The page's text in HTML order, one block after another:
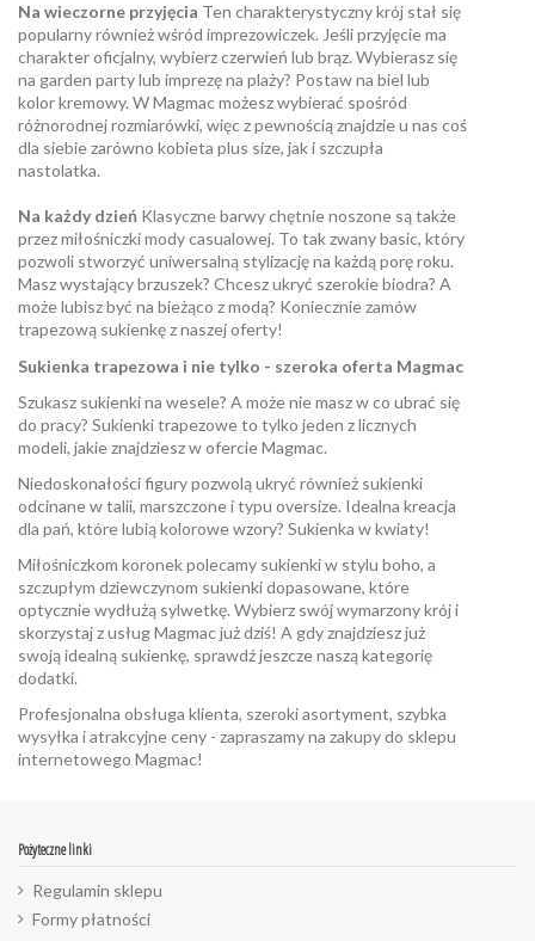
Na wieczorne przyjęcia Ten charakterystyczny krój stał się
popularny również wśród imprezowiczek. Jeśli przyjęcie ma
charakter oficjalny, wybierz czerwień lub brąz. Wybierasz się
na garden party lub imprezę na plaży? Postaw na biel lub
kolor kremowy. W Magmac możesz wybierać spośród
różnorodnej rozmiarówki, więc z pewnością znajdzie u nas coś
dla siebie zarówno kobieta plus size, jak i szczupła
nastolatka.
Na każdy dzień Klasyczne barwy chętnie noszone są także
przez miłośniczki mody casualowej. To tak zwany basic, który
pozwoli stworzyć uniwersalną stylizację na każdą porę roku.
Masz wystający brzuszek? Chcesz ukryć szerokie biodra? A
może lubisz być na bieżąco z modą? Koniecznie zamów
trapezową sukienkę z naszej oferty!
Sukienka trapezowa i nie tylko - szeroka oferta Magmac
Szukasz sukienki na wesele? A może nie masz w co ubrać się
do pracy? Sukienki trapezowe to tylko jeden z licznych
modeli, jakie znajdziesz w ofercie Magmac.
Niedoskonałości figury pozwolą ukryć również sukienki
odcinane w talii, marszczonei typu oversize. Idealna kreacja
dla pań, które lubią kolorowe wzory? Sukienka w kwiaty!
Miłośniczkom koronek polecamy sukienki w stylu boho, a
szczupłym dziewczynom sukienkidopasowane, które
optycznie wydłużą sylwetkę. Wybierz swój wymarzony krój i
skorzystaj z usług Magmac już dziś! A gdy znajdziesz już
swoją idealną sukienkę, sprawdź jeszcze naszą kategorię
dodatki.
Profesjonalna obsługa klienta, szeroki asortyment, szybka
wysyłka i atrakcyjne ceny - zapraszamy na zakupy do sklepu
internetowego Magmac!
Pożyteczne linki
Regulamin sklepu
Formy płatności